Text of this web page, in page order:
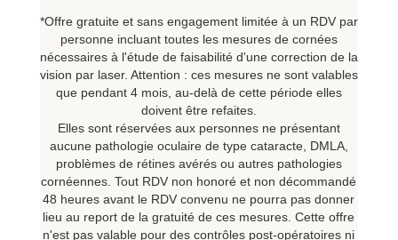
*Offre gratuite et sans engagement limitée à un RDV par
personne incluant toutes les mesures de cornées
nécessaires à l'étude de faisabilité d'une correction de la
vision par laser. Attention : ces mesures ne sont valables
que pendant 4 mois, au-delà de cette période elles
doivent être refaites.
Elles sont réservées aux personnes ne présentant
aucune pathologie oculaire de type cataracte, DMLA,
problèmes de rétines avérés ou autres pathologies
cornéennes. Tout RDV non honoré et non décommandé
48 heures avant le RDV convenu ne pourra pas donner
lieu au report de la gratuité de ces mesures. Cette offre
n'est pas valable pour des contrôles post-opératoires ni